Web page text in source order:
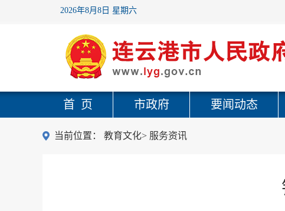
2026年8月8日 星期六
首 页 市政府 要闻动态
当前位置： 教育文化> 服务资讯